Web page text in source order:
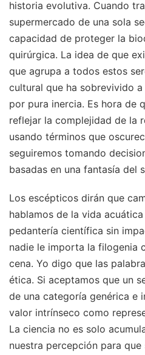
historia evolutiva. Cuando
supermercado de una sola
capacidad de proteger la
quirúrgica. La idea de que
que agrupa a todos estos
cultural que ha sobrevivido
por pura inercia. Es hora de
reflejar la complejidad de la
usando términos que
seguiremos tomando
basadas en una fantasía del
Los escépticos dirán que
hablamos de la vida
pedantería científica sin
nadie le importa la filogenia
cena. Yo digo que las
ética. Si aceptamos que un
de una categoría genérica e
valor intrínseco como
La ciencia no es solo
nuestra percepción para que